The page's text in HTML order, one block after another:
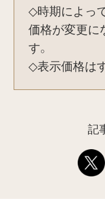
◇時期によっ
価格が変更に
す。
◇表示価格は
記